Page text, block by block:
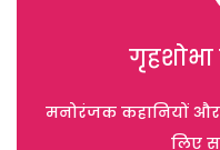
मनोरंजक कहानियों
लिए